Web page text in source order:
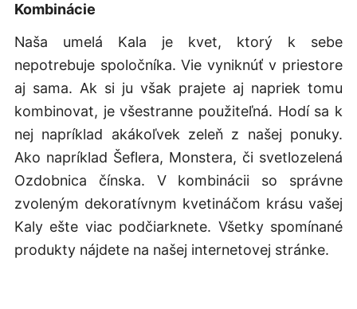
Kombinácie
Naša umelá Kala je kvet, ktorý k sebe
nepotrebuje spoločníka. Vie vyniknúť v priestore
aj sama. Ak si ju však prajete aj napriek tomu
kombinovat, je všestranne použiteľná. Hodí sa k
nej napríklad akákoľvek zeleň z našej ponuky.
Ako napríklad Šeflera, Monstera, či svetlozelená
Ozdobnica čínska. V kombinácii so správne
zvoleným dekoratívnym kvetináčom krásu vašej
Kaly ešte viac podčiarknete. Všetky spomínané
produkty nájdete na našej internetovej stránke.